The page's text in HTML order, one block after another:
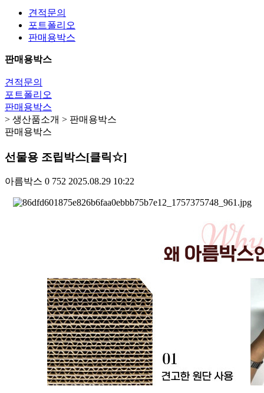
견적문의
포트폴리오
판매용박스
판매용박스
견적문의
포트폴리오
판매용박스
> 생산품소개 > 판매용박스
판매용박스
선물용 조립박스[클릭☆]
아름박스 0 752 2025.08.29 10:22